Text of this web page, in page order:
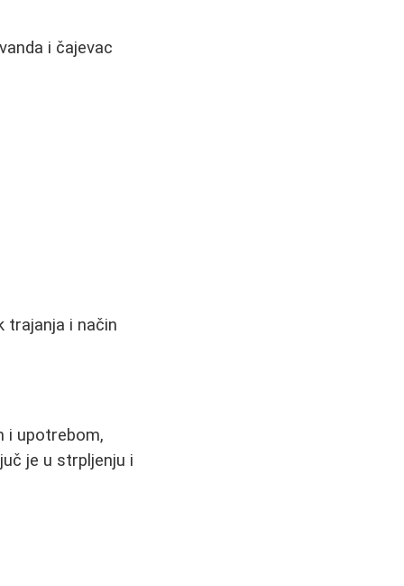
i čajevac
trajanja i način
i upotrebom,
je u strpljenju i